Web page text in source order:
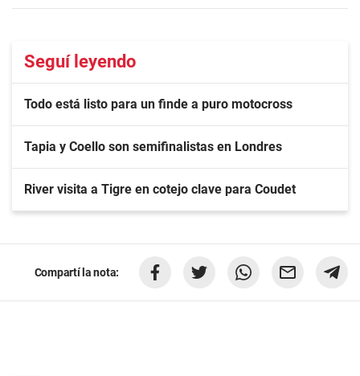
Seguí leyendo
Todo está listo para un finde a puro motocross
Tapia y Coello son semifinalistas en Londres
River visita a Tigre en cotejo clave para Coudet
Compartí la nota: